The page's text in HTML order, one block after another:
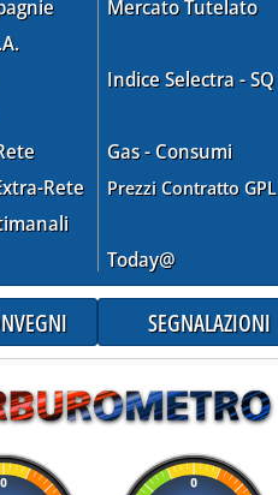
Rete
Mercato Tutelato
Indice Selectra - SQ
Gas - Consumi
Prezzi Contratto GPL
Today@
SEGNALAZIONI